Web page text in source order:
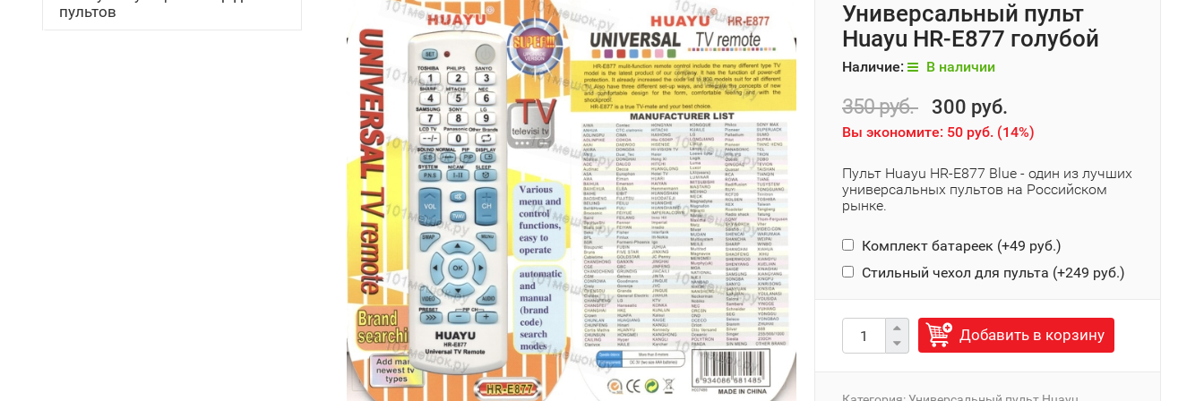
пультов
Универсальный пульт
Huayu HR-E877 голубой
Наличие: В наличии
350 руб. 300 руб.
Вы экономите: 50 руб. (14%)
Пульт Huayu HR-E877 Blue - один из лучших
универсальных пультов на Российском
рынке.
Комплект батареек (+49 руб.)
Стильный чехол для пульта (+249 руб.)
Добавить в корзину